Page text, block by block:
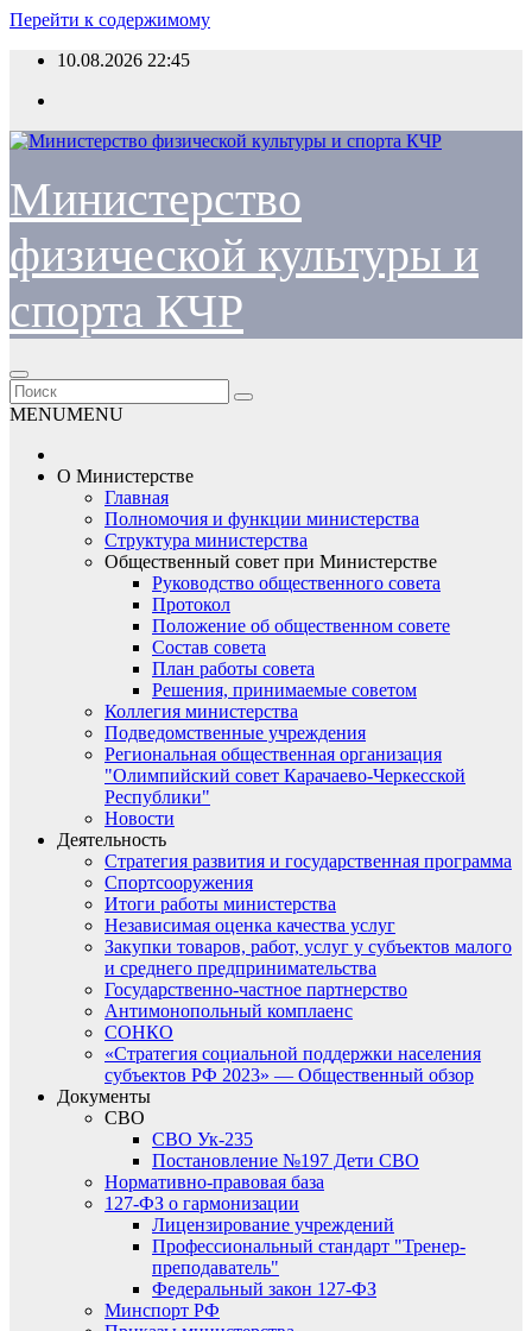
Перейти к содержимому
10.08.2026 22:45
Министерство
физической культуры и
спорта КЧР
MENUMENU
О Министерстве
Главная
Полномочия и функции министерства
Структура министерства
Общественный совет при Министерстве
Руководство общественного совета
Протокол
Положение об общественном совете
Состав совета
План работы совета
Решения, принимаемые советом
Коллегия министерства
Подведомственные учреждения
Региональная общественная организация
"Олимпийский совет Карачаево-Черкесской
Республики"
Новости
Деятельность
Стратегия развития и государственная программа
Спортсооружения
Итоги работы министерства
Независимая оценка качества услуг
Закупки товаров, работ, услуг у субъектов малого
и среднего предпринимательства
Государственно-частное партнерство
Антимонопольный комплаенс
СОНКО
«Стратегия социальной поддержки населения
субъектов РФ 2023» — Общественный обзор
Документы
СВО
СВО Ук-235
Постановление №197 Дети СВО
Нормативно-правовая база
127-ФЗ о гармонизации
Лицензирование учреждений
Профессиональный стандарт "Тренер-
преподаватель"
Федеральный закон 127-ФЗ
Минспорт РФ